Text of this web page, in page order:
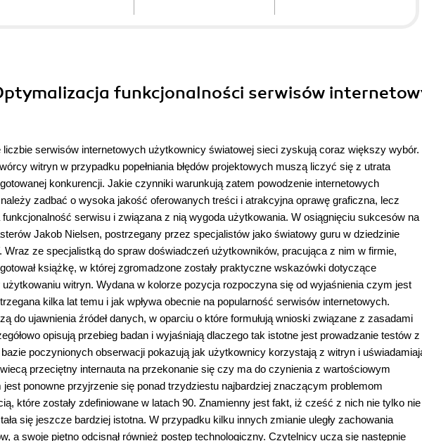
funkcjonalności serwisów
serwisów internetowych użytkownicy światowej sieci zyskują coraz większy wybór.
witryn w przypadku popełniania błędów projektowych muszą liczyć się z utrata
konkurencji. Jakie czynniki warunkują zatem powodzenie internetowych
zadbać o wysoka jakość oferowanych treści i atrakcyjna oprawę graficzna, lecz
serwisu i związana z nią wygoda użytkowania. W osiągnięciu sukcesów na
Jakob Nielsen, postrzegany przez specjalistów jako światowy guru w dziedzinie
Wraz ze specjalistką do spraw doświadczeń użytkowników, pracująca z nim w firmie,
książkę, w której zgromadzone zostały praktyczne wskazówki dotyczące
witryn. Wydana w kolorze pozycja rozpoczyna się od wyjaśnienia czym jest
kilka lat temu i jak wpływa obecnie na popularność serwisów internetowych.
do ujawnienia źródeł danych, w oparciu o które formułują wnioski związane z zasadami
opisują przebieg badan i wyjaśniają dlaczego tak istotne jest prowadzanie testów z
bazie poczynionych obserwacji pokazują jak użytkownicy korzystają z witryn i
przeciętny internauta na przekonanie się czy ma do czynienia z wartościowym
ponowne przyjrzenie się ponad trzydziestu najbardziej znaczącym problemom
które zostały zdefiniowane w latach 90. Znamienny jest fakt, iż cześć z nich nie tylko nie
się jeszcze bardziej istotna. W przypadku kilku innych zmianie uległy zachowania
a swoje piętno odcisnął również postęp technologiczny. Czytelnicy uczą się następnie